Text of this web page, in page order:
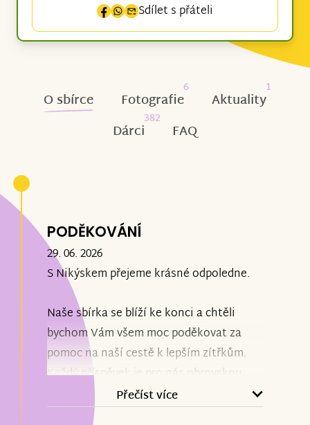
Sdílet s přáteli
O sbírce Fotografie
6
Aktuality
1
Dárci
382
FAQ
PODĚKOVÁNÍ
29. 06. 2026
S Nikýskem přejeme krásné odpoledne.
Naše sbírka se blíží ke konci a chtěli
bychom Vám všem moc poděkovat za
pomoc na naší cestě k lepším zítřkům.
Každý příspěvek je pro nás obrovskou
podporou a důkazem, že na to nejsme
sami. Vaší pomoci si nesmírně vážíme.
Přečíst více